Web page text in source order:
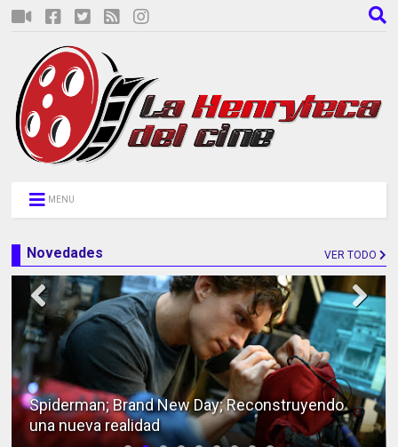
MENU
Novedades VER TODO
Spiderman; Brand New Day; Reconstruyendo
una nueva realidad